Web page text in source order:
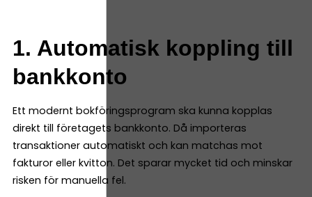
1. Automatisk koppling till
bankkonto
Ett modernt bokföringsprogram ska kunna kopplas
direkt till företagets bankkonto. Då importeras
transaktioner automatiskt och kan matchas mot
fakturor eller kvitton. Det sparar mycket tid och minskar
risken för manuella fel.